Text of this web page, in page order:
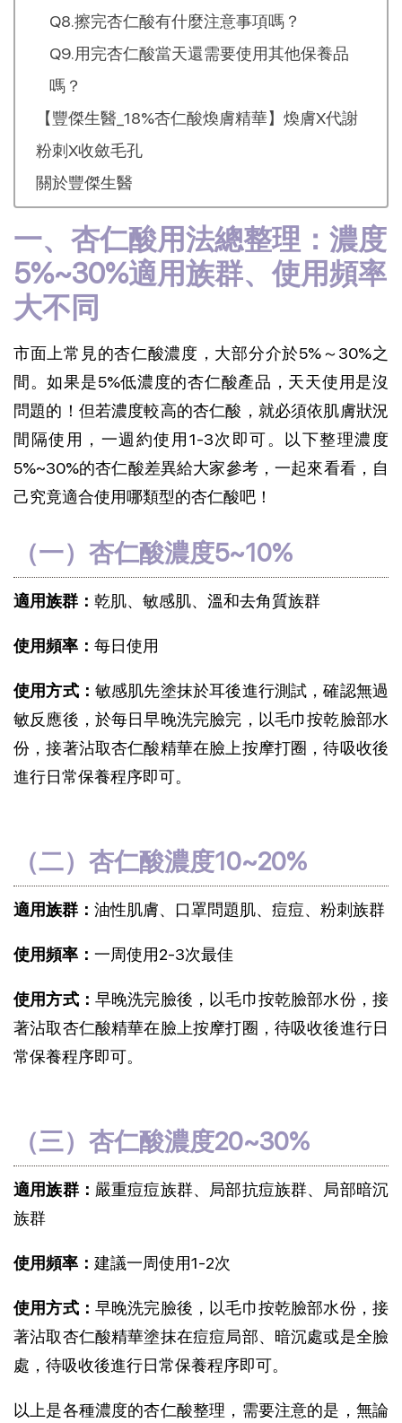
Q8.擦完杏仁酸有什麼注意事項嗎？
Q9.用完杏仁酸當天還需要使用其他保養品
嗎？
【豐傑生醫_18%杏仁酸煥膚精華】煥膚X代謝
粉刺X收斂毛孔
關於豐傑生醫
一、杏仁酸用法總整理：濃度
5%~30%適用族群、使用頻率
大不同
市面上常見的杏仁酸濃度，大部分介於5%～30%之
間。如果是5%低濃度的杏仁酸產品，天天使用是沒
問題的！但若濃度較高的杏仁酸，就必須依肌膚狀況
間隔使用，一週約使用1-3次即可。以下整理濃度
5%~30%的杏仁酸差異給大家參考，一起來看看，自
己究竟適合使用哪類型的杏仁酸吧！
（一）杏仁酸濃度5~10%
適用族群： 乾肌、敏感肌、溫和去角質族群
使用頻率： 每日使用
使用方式： 敏感肌先塗抹於耳後進行測試，確認無過
敏反應後，於每日早晚洗完臉完，以毛巾按乾臉部水
份，接著沾取杏仁酸精華在臉上按摩打圈，待吸收後
進行日常保養程序即可。
（二）杏仁酸濃度10~20%
適用族群： 油性肌膚、口罩問題肌、痘痘、粉刺族群
使用頻率： 一周使用2-3次最佳
使用方式： 早晚洗完臉後，以毛巾按乾臉部水份，接
著沾取杏仁酸精華在臉上按摩打圈，待吸收後進行日
常保養程序即可。
（三）杏仁酸濃度20~30%
適用族群： 嚴重痘痘族群、局部抗痘族群、局部暗沉
族群
使用頻率： 建議一周使用1-2次
使用方式： 早晚洗完臉後，以毛巾按乾臉部水份，接
著沾取杏仁酸精華塗抹在痘痘局部、暗沉處或是全臉
處，待吸收後進行日常保養程序即可。
以上是各種濃度的杏仁酸整理，需要注意的是，無論